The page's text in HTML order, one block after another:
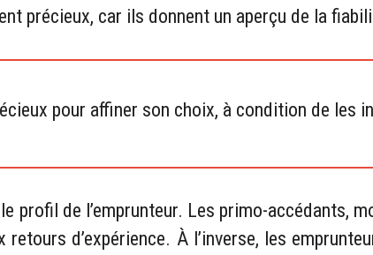
précieux, car ils donnent un aperçu de la
pour affiner son choix, à condition de les
profil de l’emprunteur. Les primo-accédants,
d’expérience. À l’inverse, les